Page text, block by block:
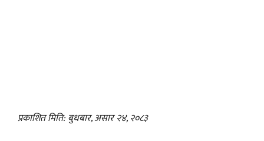
प्रकाशित मिति: बुधबार, असार २४, २०८३